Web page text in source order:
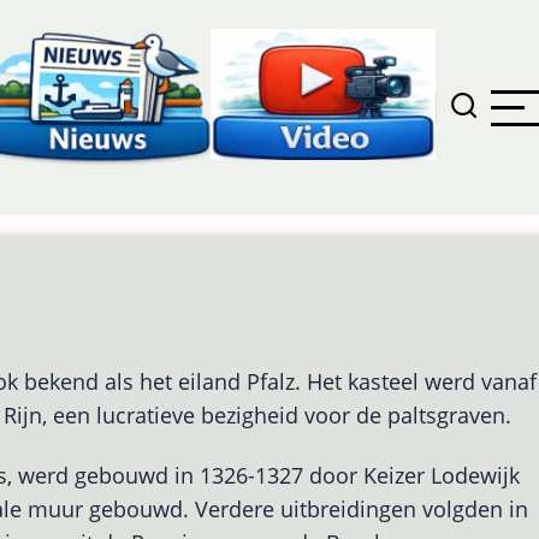
bekend als het eiland Pfalz. Het kasteel werd vanaf
een lucratieve bezigheid voor de paltsgraven.
gebouwd in 1326-1327 door Keizer Lodewijk
muur gebouwd. Verdere uitbreidingen volgden in